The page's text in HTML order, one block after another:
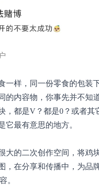
一样，同一份零食的包装
的内容物，你事先并不知
，都是V？都是0？或者其
它最有意思的地方。
大的二次创作空间，将鸡
，在分享和传播中，为品
。